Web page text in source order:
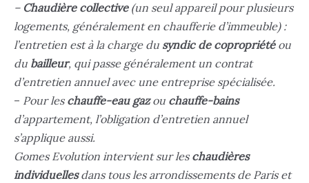
– Chaudière collective(un seul appareil pour plusieurs
logements, généralement en chaufferie d’immeuble) :
l’entretien est à la charge du syndic de copropriétéou
du bailleur, qui passe généralement un contrat
d’entretien annuel avec une entreprise spécialisée.
– Pour les chauffe-eau gazou chauffe-bains
d’appartement, l’obligation d’entretien annuel
s’applique aussi.
Gomes Evolution intervient sur les chaudières
individuellesdans tous les arrondissements de Paris et